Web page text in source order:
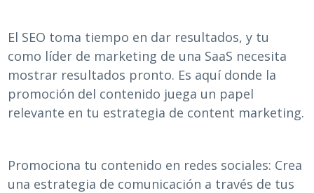
El SEO toma tiempo en dar resultados, y tu
como líder de marketing de una SaaS necesita
mostrar resultados pronto. Es aquí donde la
promoción del contenido juega un papel
relevante en tu estrategia de content marketing.
Promociona tu contenido en redes sociales: Crea
una estrategia de comunicación a través de tus